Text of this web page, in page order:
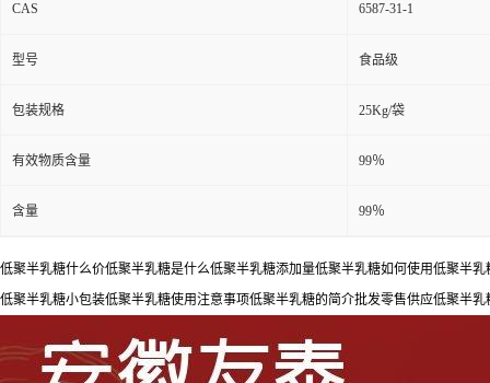
CAS 6587-31-1
型号 食品级
包装规格 25Kg/袋
有效物质含量 99％
含量 99％
低聚半乳糖什么价低聚半乳糖是什么低聚半乳糖添加量低聚半乳糖如何使用低聚半
低聚半乳糖小包装低聚半乳糖使用注意事项低聚半乳糖的简介批发零售供应低聚半